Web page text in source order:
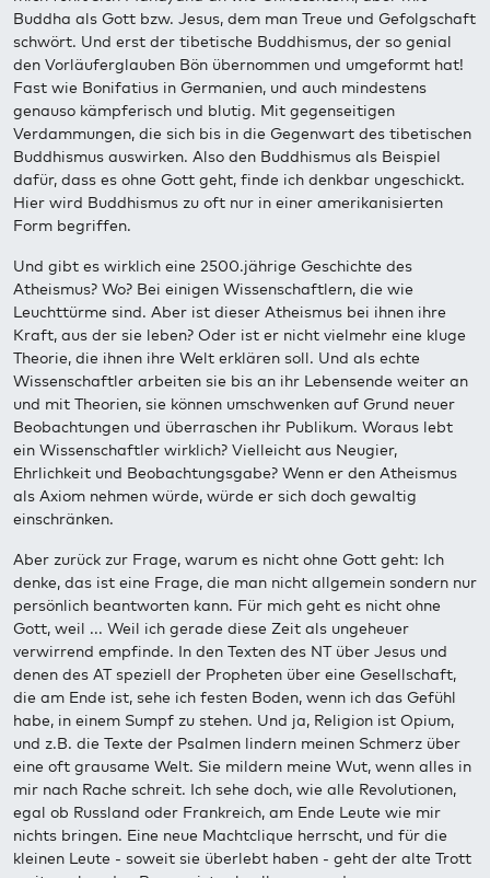
Buddha als Gott bzw. Jesus, dem man Treue und Gefolgschaft
schwört. Und erst der tibetische Buddhismus, der so genial
den Vorläuferglauben Bön übernommen und umgeformt hat!
Fast wie Bonifatius in Germanien, und auch mindestens
genauso kämpferisch und blutig. Mit gegenseitigen
Verdammungen, die sich bis in die Gegenwart des tibetischen
Buddhismus auswirken. Also den Buddhismus als Beispiel
dafür, dass es ohne Gott geht, finde ich denkbar ungeschickt.
Hier wird Buddhismus zu oft nur in einer amerikanisierten
Form begriffen.
Und gibt es wirklich eine 2500.jährige Geschichte des
Atheismus? Wo? Bei einigen Wissenschaftlern, die wie
Leuchttürme sind. Aber ist dieser Atheismus bei ihnen ihre
Kraft, aus der sie leben? Oder ist er nicht vielmehr eine kluge
Theorie, die ihnen ihre Welt erklären soll. Und als echte
Wissenschaftler arbeiten sie bis an ihr Lebensende weiter an
und mit Theorien, sie können umschwenken auf Grund neuer
Beobachtungen und überraschen ihr Publikum. Woraus lebt
ein Wissenschaftler wirklich? Vielleicht aus Neugier,
Ehrlichkeit und Beobachtungsgabe? Wenn er den Atheismus
als Axiom nehmen würde, würde er sich doch gewaltig
einschränken.
Aber zurück zur Frage, warum es nicht ohne Gott geht: Ich
denke, das ist eine Frage, die man nicht allgemein sondern nur
persönlich beantworten kann. Für mich geht es nicht ohne
Gott, weil ... Weil ich gerade diese Zeit als ungeheuer
verwirrend empfinde. In den Texten des NT über Jesus und
denen des AT speziell der Propheten über eine Gesellschaft,
die am Ende ist, sehe ich festen Boden, wenn ich das Gefühl
habe, in einem Sumpf zu stehen. Und ja, Religion ist Opium,
und z.B. die Texte der Psalmen lindern meinen Schmerz über
eine oft grausame Welt. Sie mildern meine Wut, wenn alles in
mir nach Rache schreit. Ich sehe doch, wie alle Revolutionen,
egal ob Russland oder Frankreich, am Ende Leute wie mir
nichts bringen. Eine neue Machtclique herrscht, und für die
kleinen Leute - soweit sie überlebt haben - geht der alte Trott